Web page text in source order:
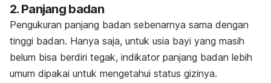
2. Panjang badan
Pengukuran panjang badan sebenarnya sama dengan
tinggi badan. Hanya saja, untuk usia bayi yang masih
belum bisa berdiri tegak, indikator panjang badan lebih
umum dipakai untuk mengetahui status gizinya.